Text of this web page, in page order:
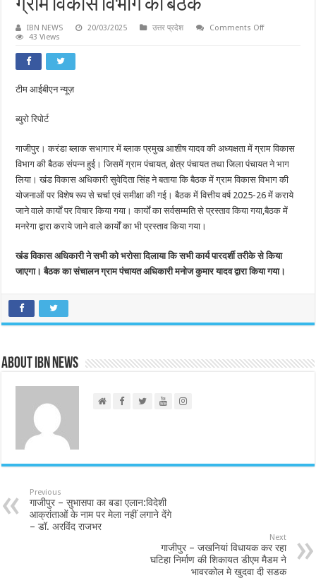
ग्राम विकास विभाग की बैठक
IBN NEWS 20/03/2025 उत्तर प्रदेश Comments Offon
43 Views
टीम आईबीएन न्यूज़
ब्युरो रिपोर्ट
गाजीपुर। करंडा ब्लाक सभागार में ब्लाक प्रमुख आशीष यादव की अध्यक्षता में ग्राम विकास
विभाग की बैठक संपन्न हुई। जिसमें ग्राम पंचायत, क्षेत्र पंचायत तथा जिला पंचायत ने भाग
लिया। खंड विकास अधिकारी सुवेदिता सिंह ने बताया कि बैठक में ग्राम विकास विभाग की
योजनाओं पर विशेष रूप से चर्चा एवं समीक्षा की गई। बैठक में वित्तीय वर्ष 2025-26 में कराये
जाने वाले कार्यों पर विचार किया गया। कार्यों का सर्वसम्मति से प्रस्ताव किया गया,बैठक में
मनरेगा द्वारा कराये जाने वाले कार्यों का भी प्रस्ताव किया गया।
खंड विकास अधिकारी ने सभी को भरोसा दिलाया कि सभी कार्य पारदर्शी तरीके से किया
जाएगा। बैठक का संचालन ग्राम पंचायत अधिकारी मनोज कुमार यादव द्वारा किया गया।
About IBN NEWS
Previous
गाजीपुर – सुभासपा का बडा एलान:विदेशी
आक्रांताओं के नाम पर मेला नहीं लगाने देंगे
– डॉ. अरविंद राजभर
Next
गाजीपुर – जखनियां विधायक कर रहा
घटिहा निर्माण की शिकायत डीएम मैडम ने
भावरकोल मे खुदवा दी सडक